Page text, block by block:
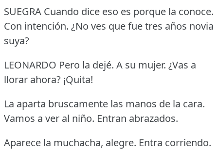
SUEGRA Cuando dice eso es porque la conoce.
Con intención. ¿No ves que fue tres años novia
suya?
LEONARDO Pero la dejé. A su mujer. ¿Vas a
llorar ahora? ¡Quita!
La aparta bruscamente las manos de la cara.
Vamos a ver al niño. Entran abrazados.
Aparece la muchacha, alegre. Entra corriendo.